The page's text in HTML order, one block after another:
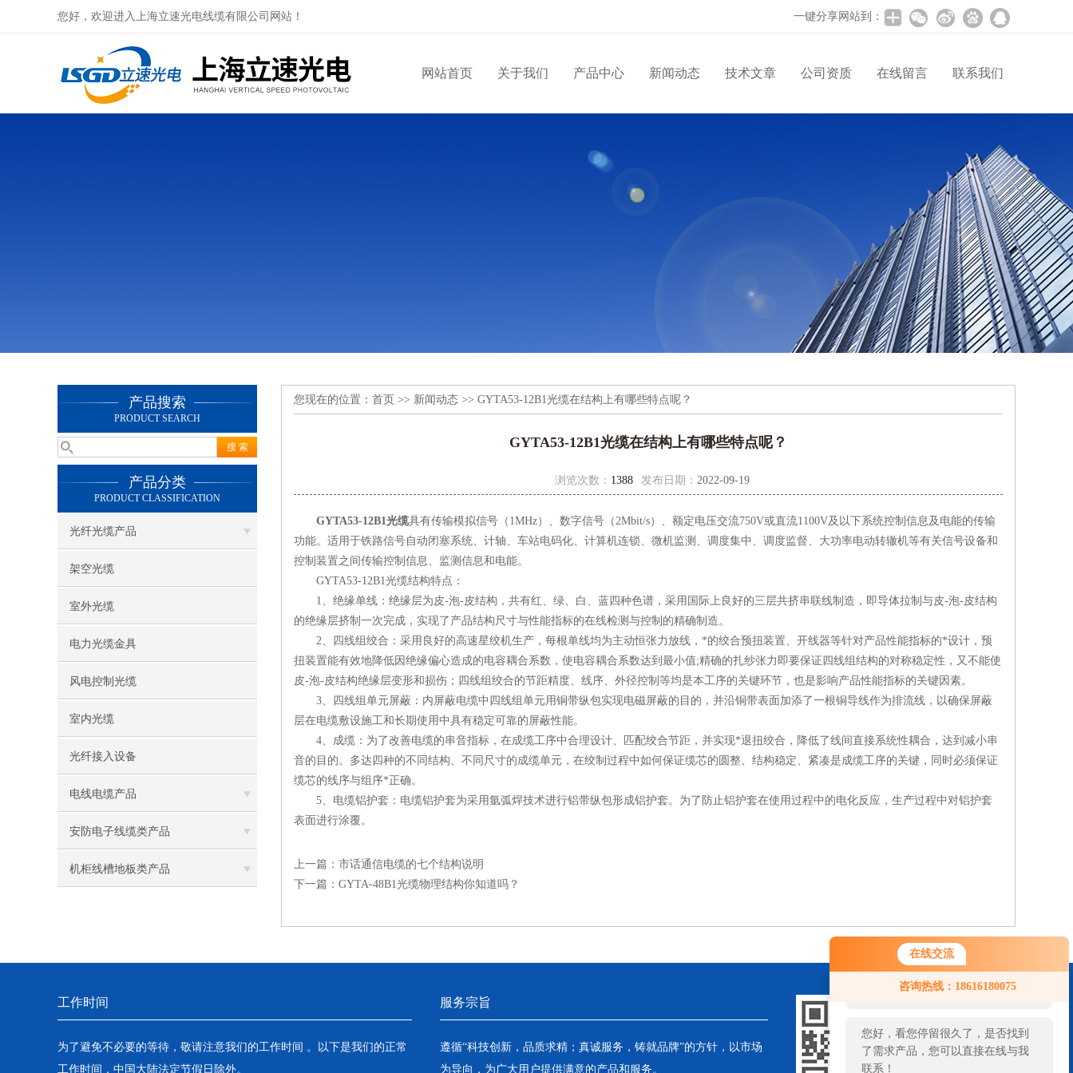
在线交流
咨询热线：18616180075
您好！欢迎前来咨询，很高兴为您
服务，请问您要咨询什么问题呢？
您好，看您停留很久了，是否找到
了需求产品，您可以直接在线与我
联系！
您好，欢迎进入上海立速光电线缆有限公司网站！ 一键分享网站到：
网站首页 关于我们 产品中心 新闻动态 技术文章 公司资质 在线留言 联系我们
产品搜索
PRODUCT SEARCH
产品分类
PRODUCT CLASSIFICATION
光纤光缆产品
架空光缆
室外光缆
电力光缆金具
风电控制光缆
室内光缆
光纤接入设备
电线电缆产品
安防电子线缆类产品
机柜线槽地板类产品
您现在的位置： 首页 >> 新闻动态 >> GYTA53-12B1光缆在结构上有哪些特点呢？
GYTA53-12B1光缆在结构上有哪些特点呢？
浏览次数： 1388 发布日期： 2022-09-19
GYTA53-12B1光缆具有传输模拟信号（1MHz）、数字信号（2Mbit/s）、额定电压交流750V或直流1100V及以下系统控制信息及电能的传输
功能。适用于铁路信号自动闭塞系统、计轴、车站电码化、计算机连锁、微机监测、调度集中、调度监督、大功率电动转辙机等有关信号设备和
控制装置之间传输控制信息、监测信息和电能。
GYTA53-12B1光缆结构特点：
1、绝缘单线：绝缘层为皮-泡-皮结构，共有红、绿、白、蓝四种色谱，采用国际上良好的三层共挤串联线制造，即导体拉制与皮-泡-皮结构
的绝缘层挤制一次完成，实现了产品结构尺寸与性能指标的在线检测与控制的精确制造。
2、四线组绞合：采用良好的高速星绞机生产，每根单线均为主动恒张力放线，*的绞合预扭装置、开线器等针对产品性能指标的*设计，预
扭装置能有效地降低因绝缘偏心造成的电容耦合系数，使电容耦合系数达到最小值;精确的扎纱张力即要保证四线组结构的对称稳定性，又不能使
皮-泡-皮结构绝缘层变形和损伤；四线组绞合的节距精度、线序、外径控制等均是本工序的关键环节，也是影响产品性能指标的关键因素。
3、四线组单元屏蔽：内屏蔽电缆中四线组单元用铜带纵包实现电磁屏蔽的目的，并沿铜带表面加添了一根铜导线作为排流线，以确保屏蔽
层在电缆敷设施工和长期使用中具有稳定可靠的屏蔽性能。
4、成缆：为了改善电缆的串音指标，在成缆工序中合理设计、匹配绞合节距，并实现*退扭绞合，降低了线间直接系统性耦合，达到减小串
音的目的。多达四种的不同结构、不同尺寸的成缆单元，在绞制过程中如何保证缆芯的圆整、结构稳定、紧凑是成缆工序的关键，同时必须保证
缆芯的线序与组序*正确。
5、电缆铝护套：电缆铝护套为采用氩弧焊技术进行铝带纵包形成铝护套。为了防止铝护套在使用过程中的电化反应，生产过程中对铝护套
表面进行涂覆。
上一篇： 市话通信电缆的七个结构说明
下一篇： GYTA-48B1光缆物理结构你知道吗？
工作时间
为了避免不必要的等待，敬请注意我们的工作时间 。以下是我们的正常
工作时间，中国大陆法定节假日除外。
服务宗旨
遵循“科技创新，品质求精；真诚服务，铸就品牌”的方针，以市场
为导向，为广大用户提供满意的产品和服务。